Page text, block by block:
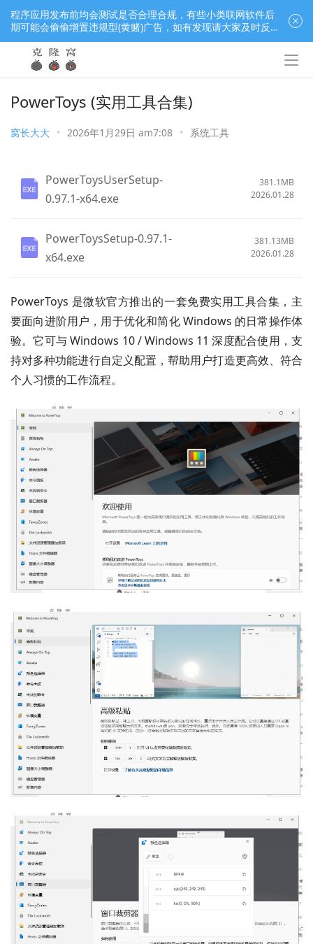
PowerToys (实用工具合集)
窝长大大 • 2026年1月29日 am7:08 • 系统工具
PowerToysUserSetup-
0.97.1-x64.exe
381.1MB
2026.01.28
PowerToysSetup-0.97.1-
x64.exe
381.13MB
2026.01.28
PowerToys 是微软官方推出的一套免费实用工具合集，主
要面向进阶用户，用于优化和简化 Windows 的日常操作体
验。它可与 Windows 10 / Windows 11 深度配合使用，支
持对多种功能进行自定义配置，帮助用户打造更高效、符合
个人习惯的工作流程。
程序应用发布前均会测试是否合理合规，有些小类联网软件后
期可能会偷偷增置违规型(黄赌)广告，如有发现请大家及时反
馈窝长进行处理，共同监督维护良好的程序应用下载社区！